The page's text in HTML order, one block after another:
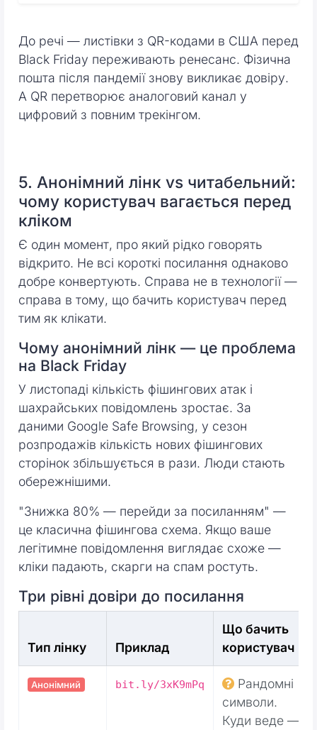
До речі — листівки з QR-кодами в США перед
Black Friday переживають ренесанс. Фізична
пошта після пандемії знову викликає довіру.
А QR перетворює аналоговий канал у
цифровий з повним трекінгом.
5. Анонімний лінк vs читабельний:
чому користувач вагається перед
кліком
Є один момент, про який рідко говорять
відкрито. Не всі короткі посилання однаково
добре конвертують. Справа не в технології —
справа в тому, що бачить користувач перед
тим як клікати.
Чому анонімний лінк — це проблема
на Black Friday
У листопаді кількість фішингових атак і
шахрайських повідомлень зростає. За
даними Google Safe Browsing, у сезон
розпродажів кількість нових фішингових
сторінок збільшується в рази. Люди стають
обережнішими.
"Знижка 80% — перейди за посиланням" —
це класична фішингова схема. Якщо ваше
легітимне повідомлення виглядає схоже —
кліки падають, скарги на спам ростуть.
Три рівні довіри до посилання
Тип лінку Приклад
Що бачить
користувач
Анонімний bit.ly/3xK9mPq
Рандомні
символи.
Куди веде —